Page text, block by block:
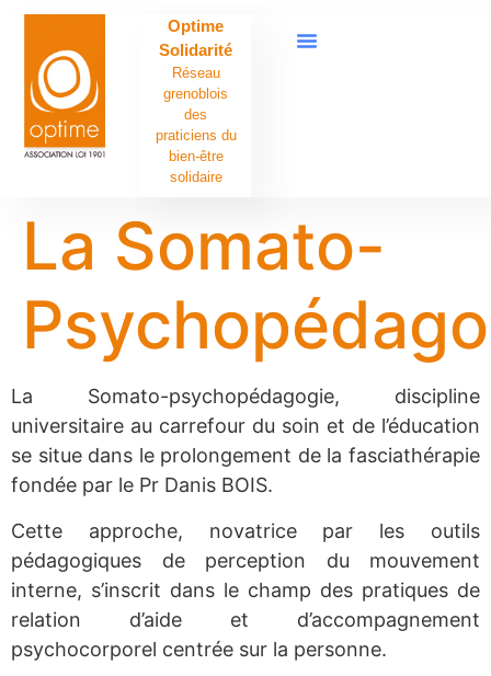
Optime
Solidarité
Réseau
grenoblois
des
praticiens du
bien-être
solidaire
La Somato-
La Somato-psychopédagogie, discipline
universitaire au carrefour du soin et de l’éducation
se situe dans le prolongement de la fasciathérapie
fondée par le Pr Danis BOIS.
Cette approche, novatrice par les outils
pédagogiques de perception du mouvement
interne, s’inscrit dans le champ des pratiques de
relation d’aide et d’accompagnement
psychocorporel centrée sur la personne.